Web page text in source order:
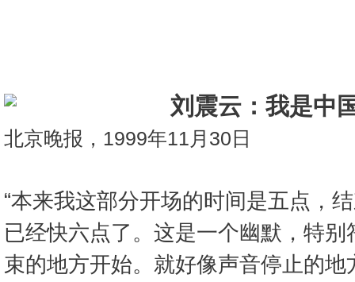
刘震云：我是中
北京晚报，1999年11月30日
“本来我这部分开场的时间是五点，
已经快六点了。这是一个幽默，特
束的地方开始。就好像声音停止的